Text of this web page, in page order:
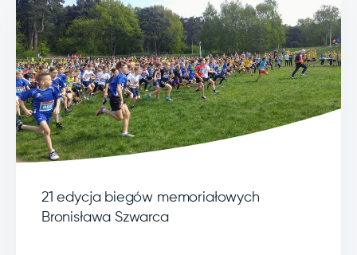
21 edycja biegów memoriałowych
Bronisława Szwarca